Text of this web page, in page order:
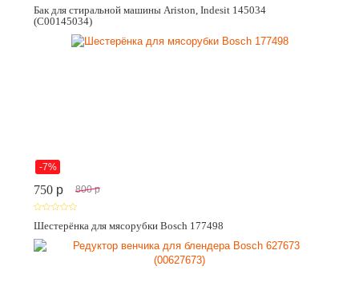
Бак для стиральной машины Ariston, Indesit 145034
(C00145034)
-7%
750 p 800 p
Шестерёнка для мясорубки Bosch 177498